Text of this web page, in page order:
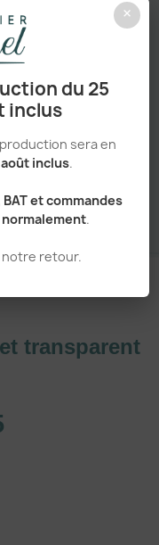
×
du 25
inclus
sera en
inclus.
et commandes
.
retour.
particuliers
transparent